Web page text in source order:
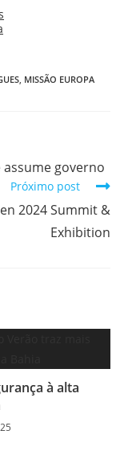
, MISSÃO EUROPA
governo
Próximo post
2024 Summit &
Exhibition
à alta